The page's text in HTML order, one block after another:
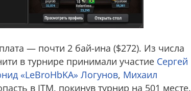
— почти 2 бай-ина ($272). Из числа
в турнире принимали участие Сергей
«LeBroHbKA» Логунов, Михаил
в ITM, покинув турнир на 501 месте.